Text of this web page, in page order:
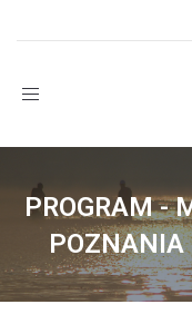
Toggle
PROGRAM -